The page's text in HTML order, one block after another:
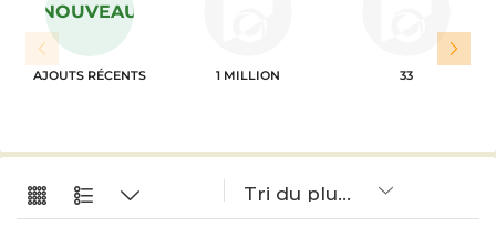
NOUVEAU
AJOUTS RÉCENTS 1 MILLION 33